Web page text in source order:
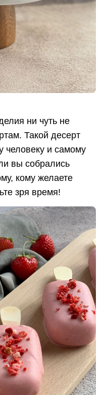
ни чуть не
Такой десерт
человеку и самому
вы собрались
кому желаете
зря время!